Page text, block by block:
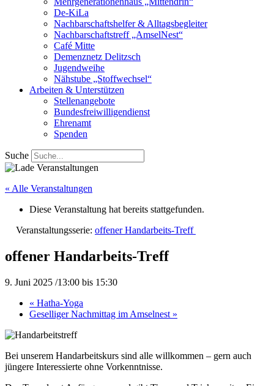
De-KiLa
Nachbarschaftshelfer & Alltagsbegleiter
Nachbarschaftstreff „AmselNest“
Café Mitte
Demenznetz Delitzsch
Jugendweihe
Nähstube „Stoffwechsel“
Arbeiten & Unterstützen
Stellenangebote
Bundesfreiwilligendienst
Ehrenamt
Spenden
Suche
« Alle Veranstaltungen
Diese Veranstaltung hat bereits stattgefunden.
Veranstaltungsserie: offener Handarbeits-Treff
offener Handarbeits-Treff
9. Juni 2025 /13:00 bis 15:30
« Hatha-Yoga
Geselliger Nachmittag im Amselnest »
Bei unserem Handarbeitskurs sind alle willkommen – gern auch
jüngere Interessierte ohne Vorkenntnisse.